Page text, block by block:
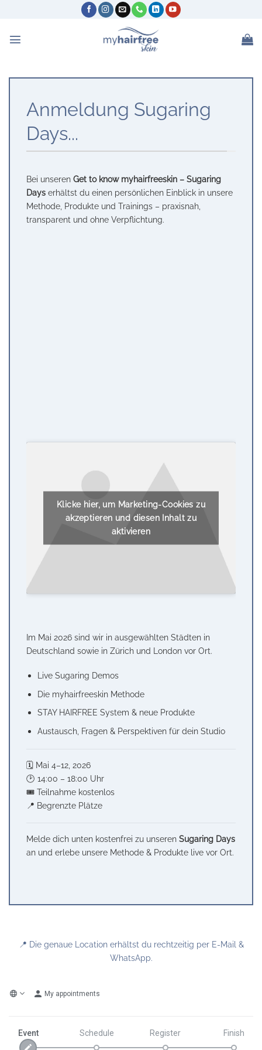
Anmeldung Sugaring
Days...
Bei unseren Get to know myhairfreeskin – Sugaring
Days erhältst du einen persönlichen Einblick in unsere
Methode, Produkte und Trainings – praxisnah,
transparent und ohne Verpflichtung.
Klicke hier, um Marketing-Cookies zu
akzeptieren und diesen Inhalt zu
aktivieren
Im Mai 2026 sind wir in ausgewählten Städten in
Deutschland sowie in Zürich und London vor Ort.
Live Sugaring Demos
Die myhairfreeskin Methode
STAY HAIRFREE System & neue Produkte
Austausch, Fragen & Perspektiven für dein Studio
🗓️ Mai 4–12, 2026
🕑 14:00 – 18:00 Uhr
🎟️ Teilnahme kostenlos
📍 Begrenzte Plätze
Melde dich unten kostenfrei zu unseren Sugaring Days
an und erlebe unsere Methode & Produkte live vor Ort.
📍 Die genaue Location erhältst du rechtzeitig per E-Mail &
WhatsApp.